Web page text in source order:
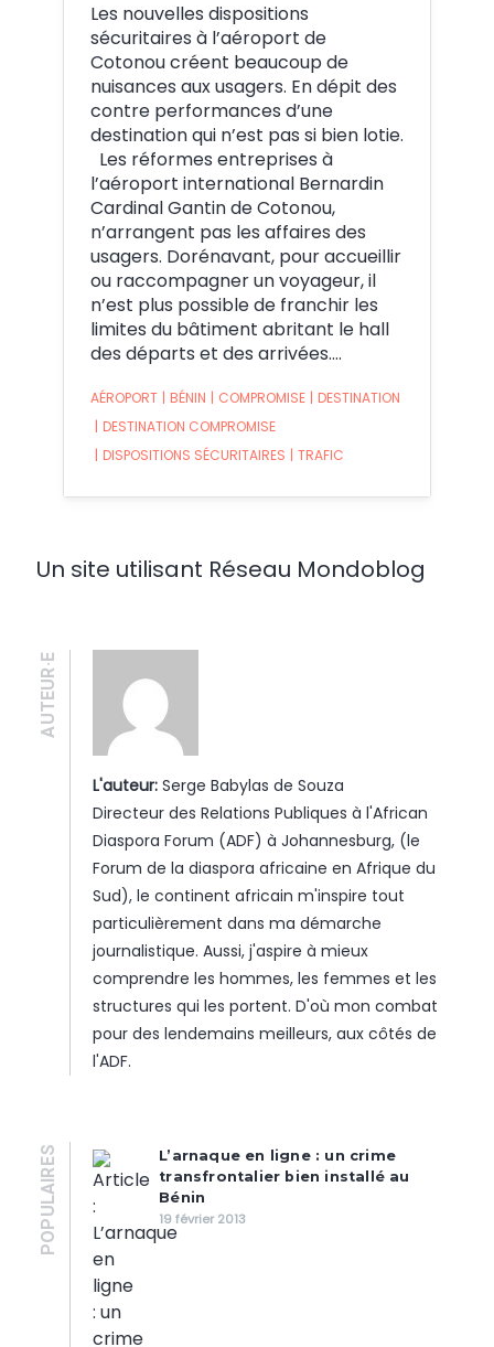
Les nouvelles dispositions
sécuritaires à l’aéroport de
Cotonou créent beaucoup de
nuisances aux usagers. En dépit des
contre performances d’une
destination qui n’est pas si bien lotie.
Les réformes entreprises à
l’aéroport international Bernardin
Cardinal Gantin de Cotonou,
n’arrangent pas les affaires des
usagers. Dorénavant, pour accueillir
ou raccompagner un voyageur, il
n’est plus possible de franchir les
limites du bâtiment abritant le hall
des départs et des arrivées.…
AÉROPORT | BÉNIN | COMPROMISE | DESTINATION
| DESTINATION COMPROMISE
| DISPOSITIONS SÉCURITAIRES | TRAFIC
Un site utilisant Réseau Mondoblog
AUTEUR·E
L'auteur: Serge Babylas de Souza
Directeur des Relations Publiques à l'African
Diaspora Forum (ADF) à Johannesburg, (le
Forum de la diaspora africaine en Afrique du
Sud), le continent africain m'inspire tout
particulièrement dans ma démarche
journalistique. Aussi, j'aspire à mieux
comprendre les hommes, les femmes et les
structures qui les portent. D'où mon combat
pour des lendemains meilleurs, aux côtés de
l'ADF.
POPULAIRES
L’arnaque en ligne : un crime
transfrontalier bien installé au
Bénin
19 février 2013